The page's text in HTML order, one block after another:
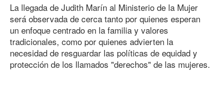
La llegada de Judith Marín al Ministerio de la Mujer
será observada de cerca tanto por quienes esperan
un enfoque centrado en la familia y valores
tradicionales, como por quienes advierten la
necesidad de resguardar las políticas de equidad y
protección de los llamados "derechos" de las mujeres.